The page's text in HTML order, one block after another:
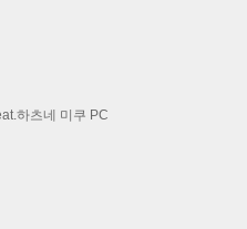
하츠네 미쿠 PC